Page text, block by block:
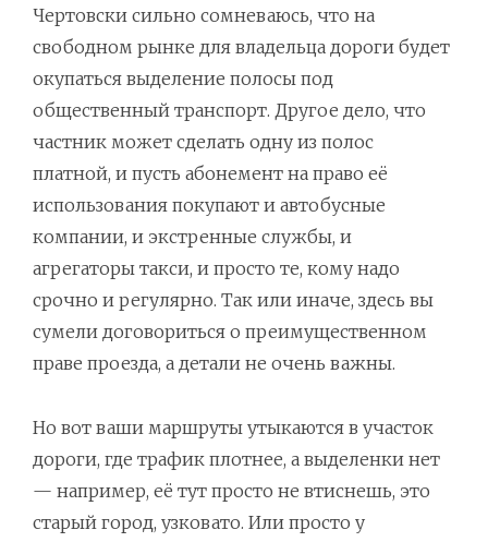
Чертовски сильно сомневаюсь, что на
свободном рынке для владельца дороги будет
окупаться выделение полосы под
общественный транспорт. Другое дело, что
частник может сделать одну из полос
платной, и пусть абонемент на право её
использования покупают и автобусные
компании, и экстренные службы, и
агрегаторы такси, и просто те, кому надо
срочно и регулярно. Так или иначе, здесь вы
сумели договориться о преимущественном
праве проезда, а детали не очень важны.
Но вот ваши маршруты утыкаются в участок
дороги, где трафик плотнее, а выделенки нет
— например, её тут просто не втиснешь, это
старый город, узковато. Или просто у